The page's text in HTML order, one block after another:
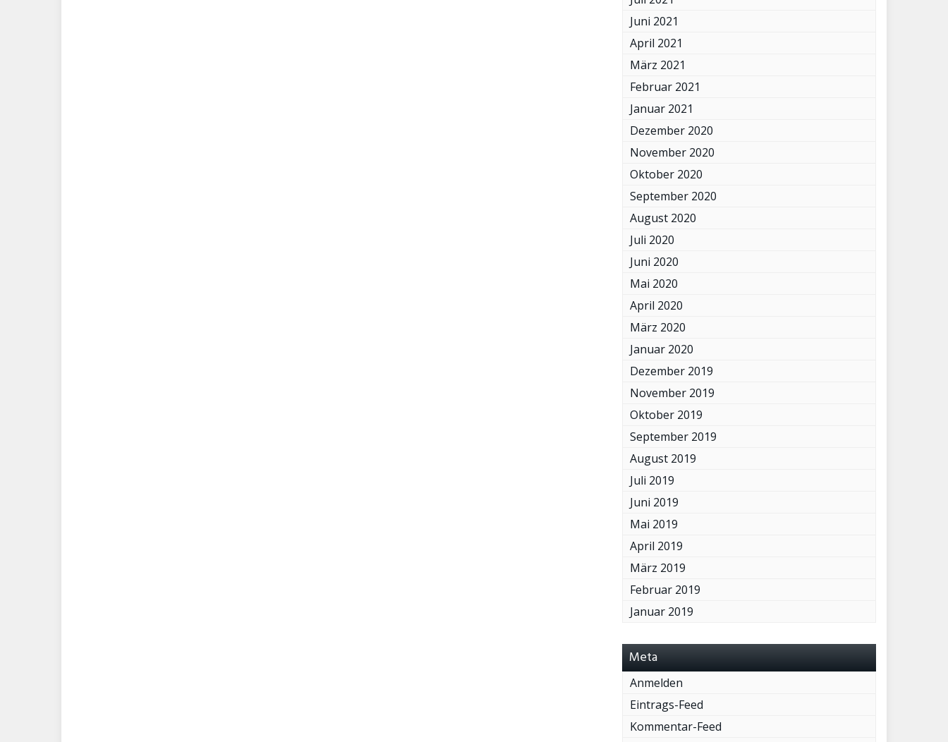
Juni 2021
April 2021
März 2021
Februar 2021
Januar 2021
Dezember 2020
November 2020
Oktober 2020
September 2020
August 2020
Juli 2020
Juni 2020
Mai 2020
April 2020
März 2020
Januar 2020
Dezember 2019
November 2019
Oktober 2019
September 2019
August 2019
Juli 2019
Juni 2019
Mai 2019
April 2019
März 2019
Februar 2019
Januar 2019
Meta
Anmelden
Eintrags-Feed
Kommentar-Feed